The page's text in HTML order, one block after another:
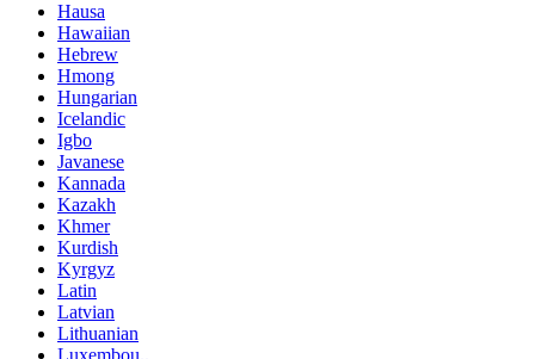
Hausa
Hawaiian
Hebrew
Hmong
Hungarian
Icelandic
Igbo
Javanese
Kannada
Kazakh
Khmer
Kurdish
Kyrgyz
Latin
Latvian
Lithuanian